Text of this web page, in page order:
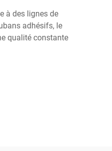
à des lignes de
adhésifs, le
qualité constante